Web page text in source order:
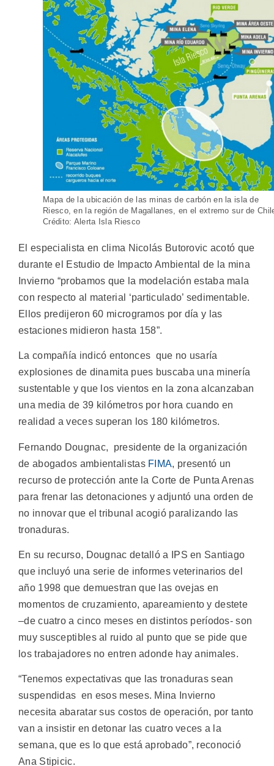
Mapa de la ubicación de las minas de carbón en la isla de
Riesco, en la región de Magallanes, en el extremo sur de
Crédito: Alerta Isla Riesco
El especialista en clima Nicolás Butorovic acotó que
durante el Estudio de Impacto Ambiental de la mina
Invierno “probamos que la modelación estaba mala
con respecto al material ‘particulado’ sedimentable.
Ellos predijeron 60 microgramos por día y las
estaciones midieron hasta 158”.
La compañía indicó entonces que no usaría
explosiones de dinamita pues buscaba una minería
sustentable y que los vientos en la zona alcanzaban
una media de 39 kilómetros por hora cuando en
realidad a veces superan los 180 kilómetros.
Fernando Dougnac, presidente de la organización
de abogados ambientalistas FIMA, presentó un
recurso de protección ante la Corte de Punta Arenas
para frenar las detonaciones y adjuntó una orden de
no innovar que el tribunal acogió paralizando las
tronaduras.
En su recurso, Dougnac detalló a IPS en Santiago
que incluyó una serie de informes veterinarios del
año 1998 que demuestran que las ovejas en
momentos de cruzamiento, apareamiento y destete
–de cuatro a cinco meses en distintos períodos- son
muy susceptibles al ruido al punto que se pide que
los trabajadores no entren adonde hay animales.
“Tenemos expectativas que las tronaduras sean
suspendidas en esos meses. Mina Invierno
necesita abaratar sus costos de operación, por tanto
van a insistir en detonar las cuatro veces a la
semana, que es lo que está aprobado”, reconoció
Ana Stipicic.